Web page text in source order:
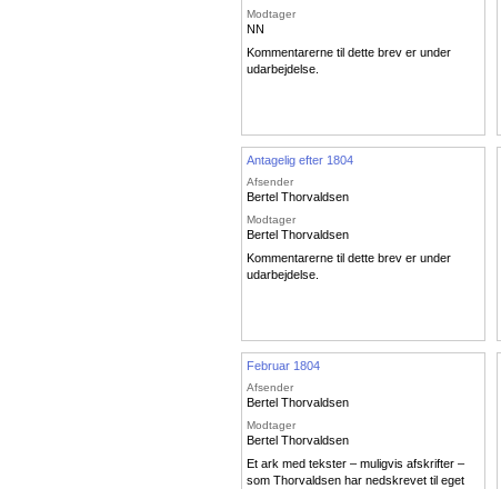
Modtager
NN
Kommentarerne til dette brev er under
udarbejdelse.
Antagelig efter 1804
Afsender
Bertel Thorvaldsen
Modtager
Bertel Thorvaldsen
Kommentarerne til dette brev er under
udarbejdelse.
Februar 1804
Afsender
Bertel Thorvaldsen
Modtager
Bertel Thorvaldsen
Et ark med tekster – muligvis afskrifter –
som Thorvaldsen har nedskrevet til eget